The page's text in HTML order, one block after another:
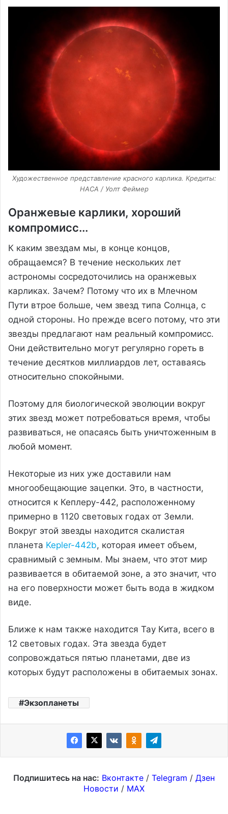
Художественное представление красного карлика. Кредиты:
НАСА / Уолт Феймер
Оранжевые карлики, хороший
компромисс...
К каким звездам мы, в конце концов,
обращаемся? В течение нескольких лет
астрономы сосредоточились на оранжевых
карликах. Зачем? Потому что их в Млечном
Пути втрое больше, чем звезд типа Солнца, с
одной стороны. Но прежде всего потому, что эти
звезды предлагают нам реальный компромисс.
Они действительно могут регулярно гореть в
течение десятков миллиардов лет, оставаясь
относительно спокойными.
Поэтому для биологической эволюции вокруг
этих звезд может потребоваться время, чтобы
развиваться, не опасаясь быть уничтоженным в
любой момент.
Некоторые из них уже доставили нам
многообещающие зацепки. Это, в частности,
относится к Кеплеру-442, расположенному
примерно в 1120 световых годах от Земли.
Вокруг этой звезды находится скалистая
планета Kepler-442b, которая имеет объем,
сравнимый с земным. Мы знаем, что этот мир
развивается в обитаемой зоне, а это значит, что
на его поверхности может быть вода в жидком
виде.
Ближе к нам также находится Тау Кита, всего в
12 световых годах. Эта звезда будет
сопровождаться пятью планетами, две из
которых будут расположены в обитаемых зонах.
Экзопланеты
Подпишитесь на нас: Вконтакте / Telegram / Дзен
Новости / MAX